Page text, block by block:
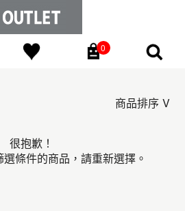
0
商品排序
很抱歉！
條件的商品，請重新選擇。